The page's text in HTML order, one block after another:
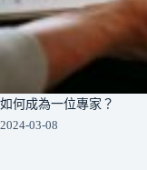
如何成為一位專家？
2024-03-08